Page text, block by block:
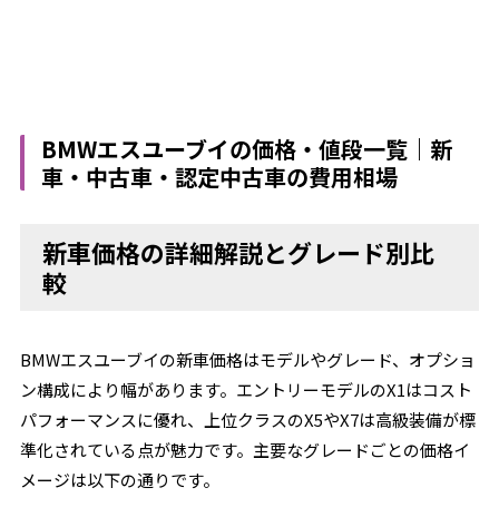
BMWエスユーブイの価格・値段一覧｜新
車・中古車・認定中古車の費用相場
新車価格の詳細解説とグレード別比
較
BMWエスユーブイの新車価格はモデルやグレード、オプショ
ン構成により幅があります。エントリーモデルのX1はコスト
パフォーマンスに優れ、上位クラスのX5やX7は高級装備が標
準化されている点が魅力です。主要なグレードごとの価格イ
メージは以下の通りです。